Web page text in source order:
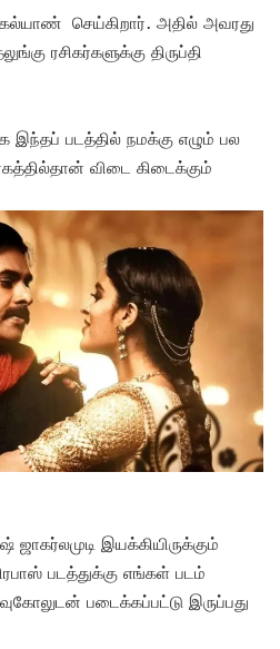
செய்கிறார். அதில் அவரது
ரசிகர்களுக்கு திருப்தி
படத்தில் நமக்கு எழும் பல
விடை கிடைக்கும்
ஜாகர்லமுடி இயக்கியிருக்கும்
படத்துக்கு எங்கள் படம்
படைக்கப்பட்டு இருப்பது